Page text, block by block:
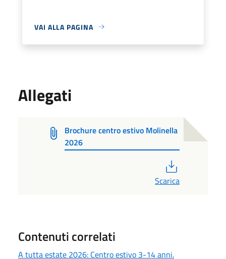
VAI ALLA PAGINA
Allegati
Brochure centro estivo Molinella
2026
Scarica
Contenuti correlati
A tutta estate 2026: Centro estivo 3-14 anni.